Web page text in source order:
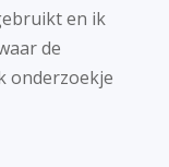
en ik
de
onderzoekje